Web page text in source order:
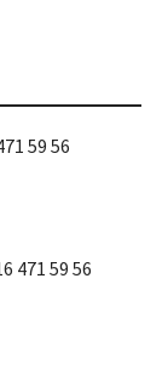
59 56
471 59 56